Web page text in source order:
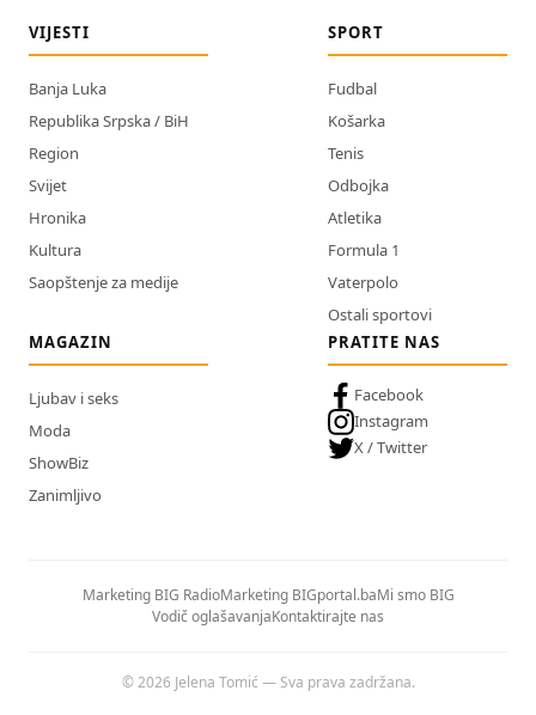
VIJESTI
Banja Luka
Republika Srpska / BiH
Region
Svijet
Hronika
Kultura
Saopštenje za medije
SPORT
Fudbal
Košarka
Tenis
Odbojka
Atletika
Formula 1
Vaterpolo
Ostali sportovi
MAGAZIN
Ljubav i seks
Moda
ShowBiz
Zanimljivo
PRATITE NAS
Facebook
Instagram
X / Twitter
Marketing BIG RadioMarketing BIGportal.baMi smo BIG
Vodič oglašavanjaKontaktirajte nas
© 2026 Jelena Tomić — Sva prava zadržana.